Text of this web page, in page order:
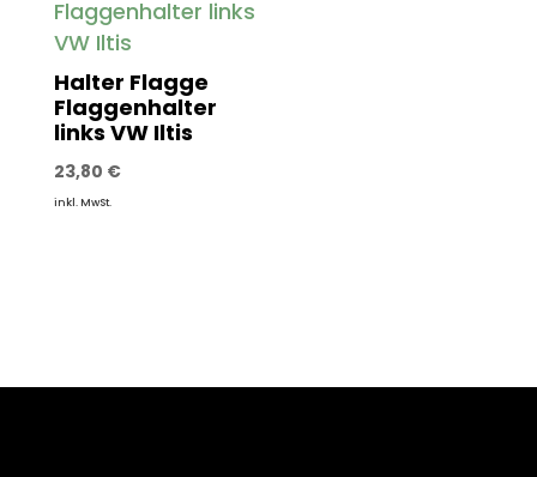
Halter Flagge
Flaggenhalter
links VW Iltis
23,80 €
inkl. MwSt.